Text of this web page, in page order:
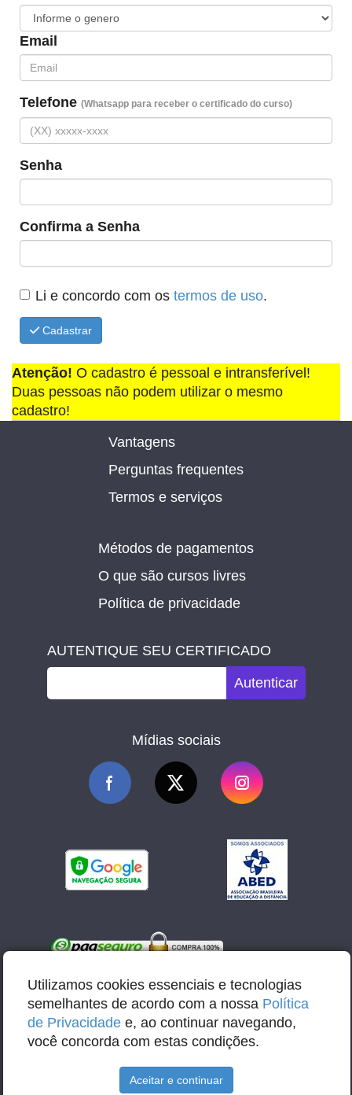
Email
Telefone (Whatsapp para receber o certificado do curso)
Senha
Confirma a Senha
Li e concordo com os termos de uso.
Cadastrar
Atenção! O cadastro é pessoal e intransferível!
Duas pessoas não podem utilizar o mesmo
cadastro!
Vantagens
Perguntas frequentes
Termos e serviços
Métodos de pagamentos
O que são cursos livres
Política de privacidade
AUTENTIQUE SEU CERTIFICADO
Autenticar
Mídias sociais
E-mail: contato@abbacursos.com.br
Utilizamos cookies essenciais e tecnologias
semelhantes de acordo com a nossa Política
de Privacidade e, ao continuar navegando,
você concorda com estas condições.
Aceitar e continuar